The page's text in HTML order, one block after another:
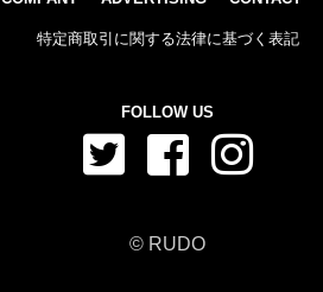
特定商取引に関する法律に基づく表記
FOLLOW US
© RUDO